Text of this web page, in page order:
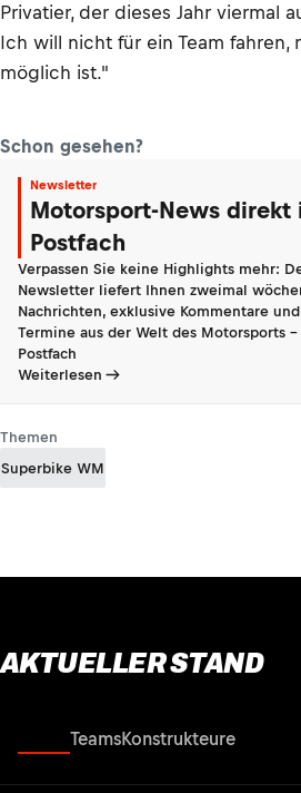
Privatier, der dieses Jahr viermal
Ich will nicht für ein Team fahren,
möglich ist."
Schon gesehen?
Newsletter
Motorsport-News direkt
Postfach
Verpassen Sie keine Highlights mehr:
Newsletter liefert Ihnen zweimal
Nachrichten, exklusive Kommentare
Termine aus der Welt des Motorsports
Postfach
Weiterlesen
Themen
Superbike WM
AKTUELLER STAND
TeamsKonstrukteure